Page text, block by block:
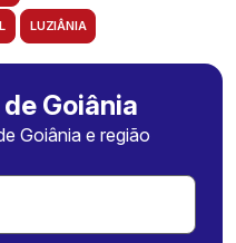
LUZIÂNIA
Goiânia
Goiânia e região